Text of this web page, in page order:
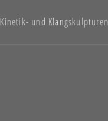
Kinetik- und Klangskulpturen